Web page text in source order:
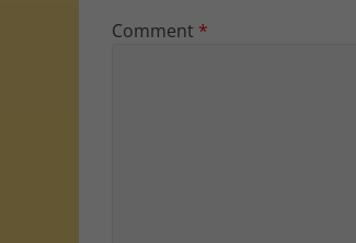
Comment *